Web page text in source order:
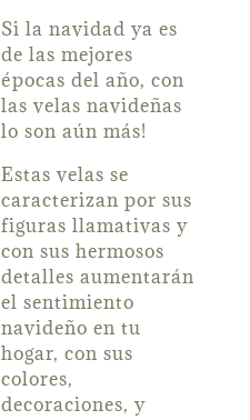
Si la navidad ya es
de las mejores
épocas del año, con
las velas navideñas
lo son aún más!
Estas velas se
caracterizan por sus
figuras llamativas y
con sus hermosos
detalles aumentarán
el sentimiento
navideño en tu
hogar, con sus
colores,
decoraciones, y